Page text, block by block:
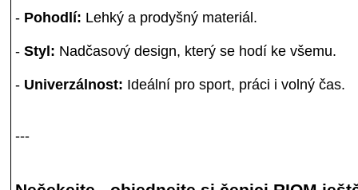
- Pohodlí: Lehký a prodyšný materiál.
- Styl: Nadčasový design, který se hodí ke všemu.
- Univerzálnost: Ideální pro sport, práci i volný čas.
---